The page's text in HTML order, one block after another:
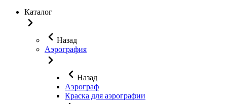
Каталог
Назад
Аэрография
Назад
Аэрограф
Краска для аэрографии